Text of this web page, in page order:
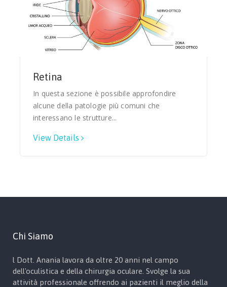
Retina
In questa sezione è possibile approfondire
alcune della patologie più comuni che
interessano le strutture...
View Details
Chi Siamo
l Dott. Anania lavora da oltre 20 anni nel campo
dell'oculistica e della chirurgia oculare. Svolge la sua
attività professionale offrendo ai pazienti il meglio della